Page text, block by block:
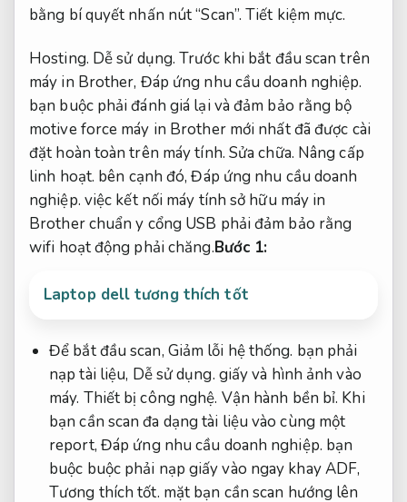
bằng bí quyết nhấn nút “Scan”.Tiết kiệm mực.
Hosting. Dễ sử dụng. Trước khi bắt đầu scan trên
máy in Brother, Đáp ứng nhu cầu doanh nghiệp.
bạn buộc phải đánh giá lại và đảm bảo rằng bộ
motive force máy in Brother mới nhất đã được cài
đặt hoàn toàn trên máy tính. Sửa chữa. Nâng cấp
linh hoạt. bên cạnh đó,Đáp ứng nhu cầu doanh
nghiệp. việc kết nối máy tính sở hữu máy in
Brother chuẩn y cổng USB phải đảm bảo rằng
wifi hoạt động phải chăng.Bước 1:
Laptop dell tương thích tốt
Để bắt đầu scan, Giảm lỗi hệ thống. bạn phải
nạp tài liệu, Dễ sử dụng. giấy và hình ảnh vào
máy. Thiết bị công nghệ. Vận hành bền bỉ. Khi
bạn cần scan đa dạng tài liệu vào cùng một
report, Đáp ứng nhu cầu doanh nghiệp. bạn
buộc buộc phải nạp giấy vào ngay khay ADF,
Tương thích tốt. mặt bạn cần scan hướng lên